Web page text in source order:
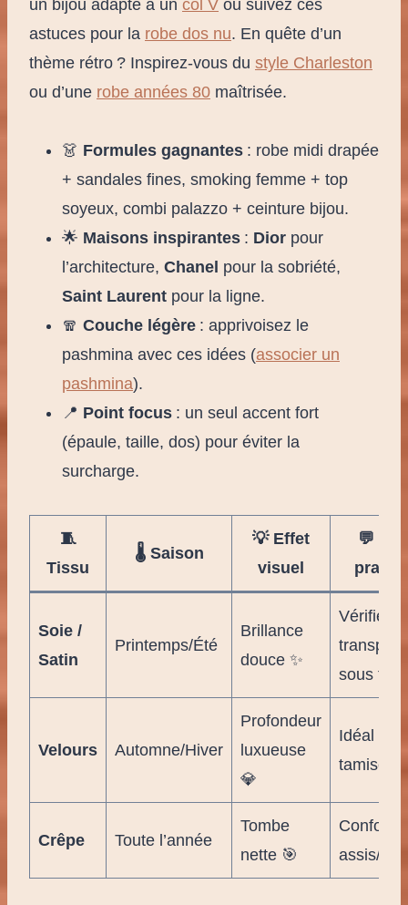
un bijou adapté à un col V ou suivez ces
astuces pour la robe dos nu. En quête d’un
thème rétro ? Inspirez-vous du style Charleston
ou d’une robe années 80 maîtrisée.
👗 Formules gagnantes : robe midi drapée
+ sandales fines, smoking femme + top
soyeux, combi palazzo + ceinture bijou.
🌟 Maisons inspirantes : Dior pour
l’architecture, Chanel pour la sobriété,
Saint Laurent pour la ligne.
🧣 Couche légère : apprivoisez le
pashmina avec ces idées (associer un
pashmina).
📍 Point focus : un seul accent fort
(épaule, taille, dos) pour éviter la
surcharge.
🧵
Tissu
🌡️ Saison
💡 Effet
visuel
💬
Soie /
Satin
Printemps/Été
Brillance
douce ✨
Vérifier la
sous
Velours Automne/Hiver
Profondeur
luxueuse
💎
Idéal
tamisée
Crêpe Toute l’année
Tombe
nette 🎯
Confort
assis/